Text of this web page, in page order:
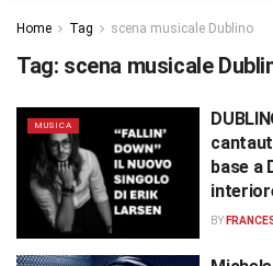
Home Tag scena musicale Dublino
Tag: scena musicale
MUSICA
base a
BY